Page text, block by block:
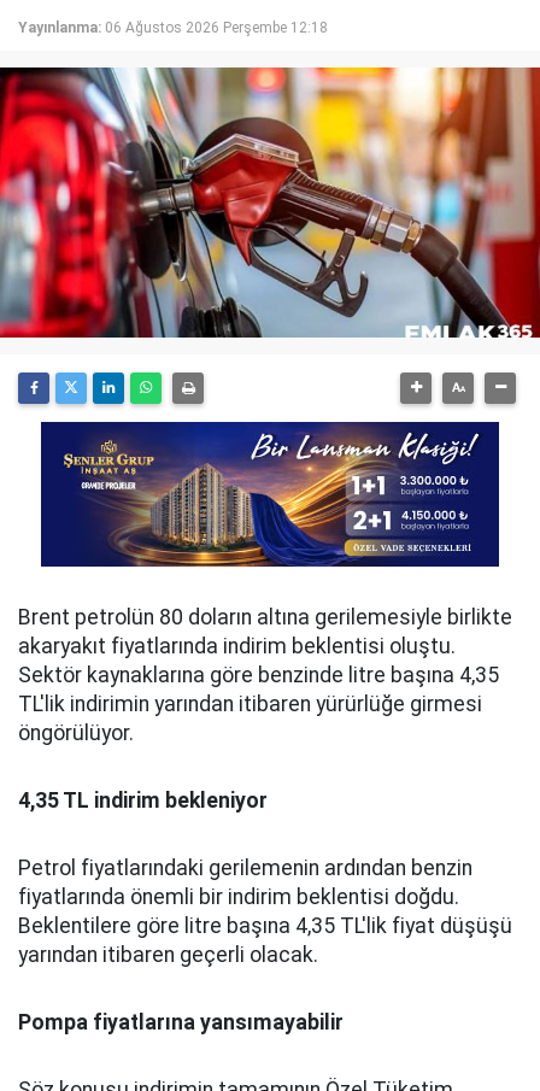
Yayınlanma: 06 Ağustos 2026 Perşembe 12:18
Brent petrolün 80 doların altına gerilemesiyle birlikte
akaryakıt fiyatlarında indirim beklentisi oluştu.
Sektör kaynaklarına göre benzinde litre başına 4,35
TL'lik indirimin yarından itibaren yürürlüğe girmesi
öngörülüyor.
4,35 TL indirim bekleniyor
Petrol fiyatlarındaki gerilemenin ardından benzin
fiyatlarında önemli bir indirim beklentisi doğdu.
Beklentilere göre litre başına 4,35 TL'lik fiyat düşüşü
yarından itibaren geçerli olacak.
Pompa fiyatlarına yansımayabilir